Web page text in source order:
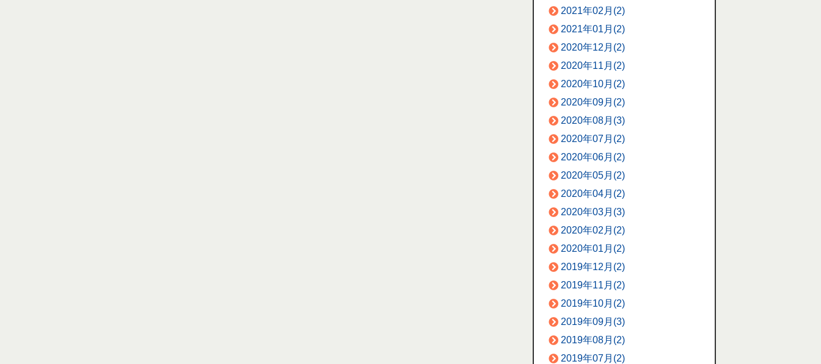
2021年02月(2)
2021年01月(2)
2020年12月(2)
2020年11月(2)
2020年10月(2)
2020年09月(2)
2020年08月(3)
2020年07月(2)
2020年06月(2)
2020年05月(2)
2020年04月(2)
2020年03月(3)
2020年02月(2)
2020年01月(2)
2019年12月(2)
2019年11月(2)
2019年10月(2)
2019年09月(3)
2019年08月(2)
2019年07月(2)